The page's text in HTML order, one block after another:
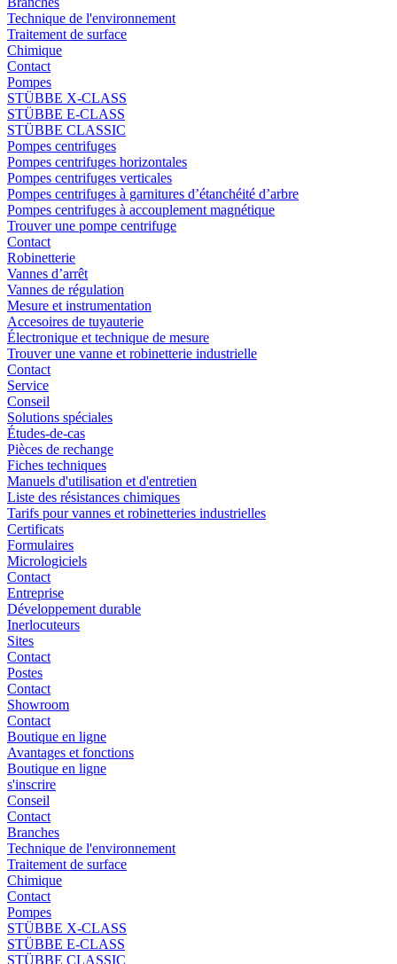
Technique de l'environnement
Traitement de surface
Chimique
Contact
Pompes
STÜBBE X-CLASS
STÜBBE E-CLASS
STÜBBE CLASSIC
Pompes centrifuges
Pompes centrifuges horizontales
Pompes centrifuges verticales
Pompes centrifuges à garnitures d’étanchéité d’arbre
Pompes centrifuges à accouplement magnétique
Trouver une pompe centrifuge
Contact
Robinetterie
Vannes d’arrêt
Vannes de régulation
Mesure et instrumentation
Accesoires de tuyauterie
Électronique et technique de mesure
Trouver une vanne et robinetterie industrielle
Contact
Service
Conseil
Solutions spéciales
Études-de-cas
Pièces de rechange
Fiches techniques
Manuels d'utilisation et d'entretien
Liste des résistances chimiques
Tarifs pour vannes et robinetteries industrielles
Certificats
Formulaires
Micrologiciels
Contact
Entreprise
Développement durable
Inerlocuteurs
Sites
Contact
Postes
Contact
Showroom
Contact
Boutique en ligne
Avantages et fonctions
Boutique en ligne
s'inscrire
Conseil
Contact
Branches
Technique de l'environnement
Traitement de surface
Chimique
Contact
Pompes
STÜBBE X-CLASS
STÜBBE E-CLASS
STÜBBE CLASSIC